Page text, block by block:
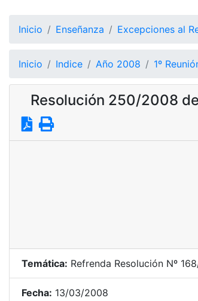
Inicio Enseñanza Excepciones al
Inicio Indice Año 2008 1º
Resolución 250/2008
Temática: Refrenda Resolución Nº
Fecha: 13/03/2008